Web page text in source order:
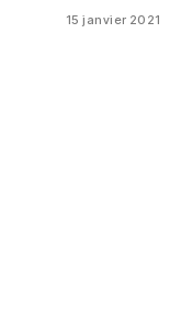
15 janvier 2021